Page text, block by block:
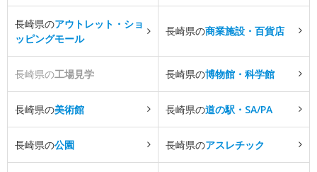
長崎県のアウトレット・ショ
ッピングモール
長崎県の商業施設・百貨店
長崎県の工場見学 長崎県の博物館・科学館
長崎県の美術館 長崎県の道の駅・SA/PA
長崎県の公園 長崎県のアスレチック